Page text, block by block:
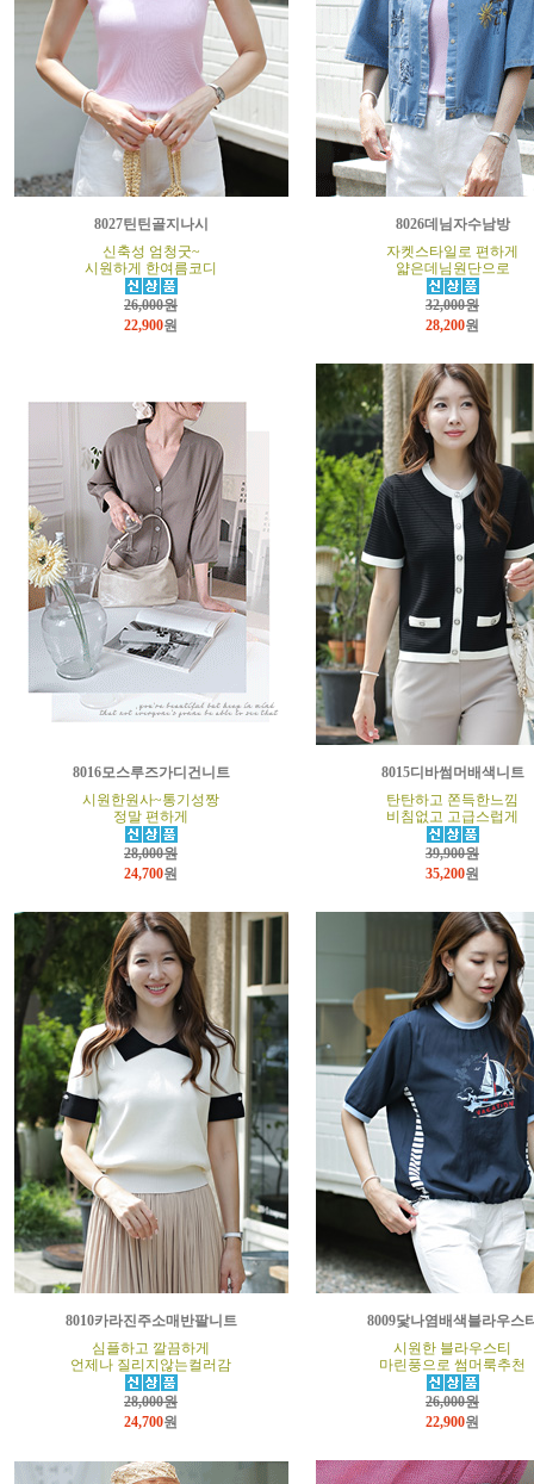
8027틴틴골지나시
신축성 엄청굿~
시원하게 한여름코디
26,000원
22,900원
8026데님자수남방
자켓스타일로 편하게
얇은데님원단으로
32,000원
28,200원
8016모스루즈가디건니트
시원한원사~통기성짱
정말 편하게
28,000원
24,700원
8015디바썸머배색니트
탄탄하고 쫀득한느낌
비침없고 고급스럽게
39,900원
35,200원
8010카라진주소매반팔니트
심플하고 깔끔하게
언제나 질리지않는컬러감
28,000원
24,700원
8009닻나염배색블라우스
시원한 블라우스티
마린풍으로 썸머룩추천
26,000원
22,900원